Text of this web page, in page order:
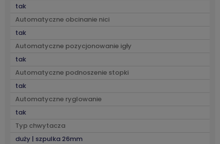
tak
Automatyczne obcinanie nici
tak
Automatyczne pozycjonowanie igły
tak
Automatyczne podnoszenie stopki
tak
Automatyczne ryglowanie
tak
Typ chwytacza
duży | szpulka 26mm